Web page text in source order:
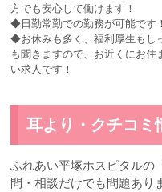
方でも安心して働けます！
◆日勤常勤での勤務が可能です！
◆お休みも多く、福利厚生もし
も聞きますので、お近くにお
い求人です！
耳より・クチコミ
ふれあい平塚ホスピタルの
問・相談だけでも問題あり